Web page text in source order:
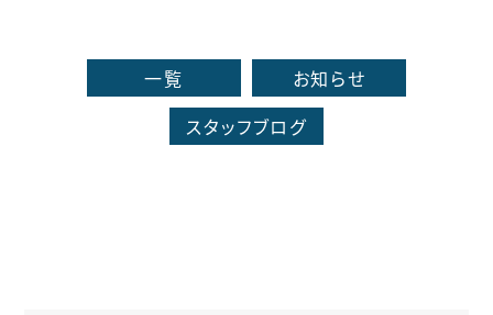
一覧
お知らせ
スタッフブログ